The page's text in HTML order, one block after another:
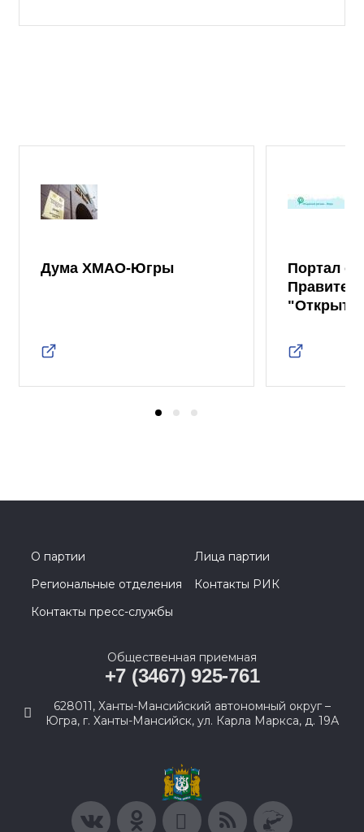
Дума ХМАО-Югры
Портал
О партии
Лица партии
Региональные отделения
Контакты РИК
Контакты пресс-службы
Общественная приемная
+7 (3467) 925-761
628011, Ханты-Мансийский автономный округ –
Югра, г. Ханты-Мансийск, ул. Карла Маркса, д. 19А